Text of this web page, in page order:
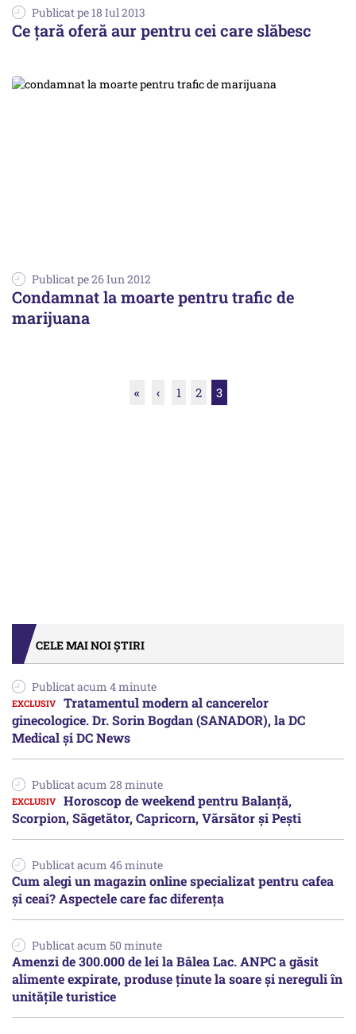
Publicat pe 18 Iul 2013
Ce țară oferă aur pentru cei care slăbesc
Publicat pe 26 Iun 2012
Condamnat la moarte pentru trafic de
marijuana
« ‹ 1 2 3
CELE MAI NOI ȘTIRI
Publicat acum 4 minute
Tratamentul modern al cancerelor
ginecologice. Dr. Sorin Bogdan (SANADOR), la DC
Medical și DC News
Publicat acum 28 minute
Horoscop de weekend pentru Balanță,
Scorpion, Săgetător, Capricorn, Vărsător și Pești
Publicat acum 46 minute
Cum alegi un magazin online specializat pentru cafea
și ceai? Aspectele care fac diferența
Publicat acum 50 minute
Amenzi de 300.000 de lei la Bâlea Lac. ANPC a găsit
alimente expirate, produse ținute la soare și nereguli în
unitățile turistice